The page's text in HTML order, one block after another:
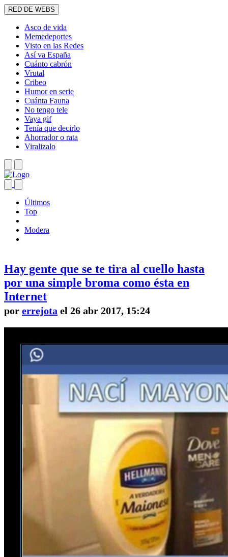
RED DE WEBS
Asco de vida
Memedeportes
Visto en las Redes
Así va España
Cuánto cabrón
Vrutal
Cribeo
Humor en serie
Cuánta Fauna
No tengo tele
Vaya gif
Tenía que decirlo
Ahorrador o rata
Viralizalo
Últimos
Top
Modera
Hay gente que se te tira al cuello hasta
por una simple broma como ésta en
Internet
por errejota el 26 abr 2017, 15:24